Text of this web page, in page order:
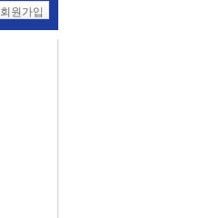
회원가입